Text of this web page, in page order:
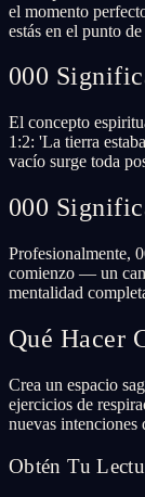
el momento
estás en el punto
000
El concepto
1:2: 'La tierra
vacío surge toda
000
Profesionalmente,
comienzo — un
mentalidad
Qué Hacer
Crea un espacio
ejercicios de
nuevas intenciones
Obtén Tu